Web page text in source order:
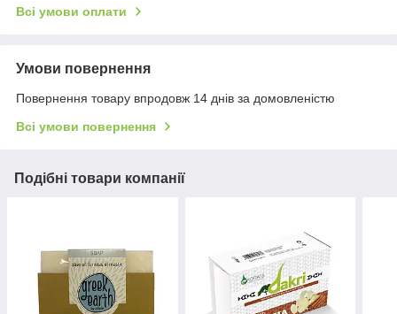
Всі умови оплати
Умови повернення
Повернення товару впродовж 14 днів за домовленістю
Всі умови повернення
Подібні товари компанії